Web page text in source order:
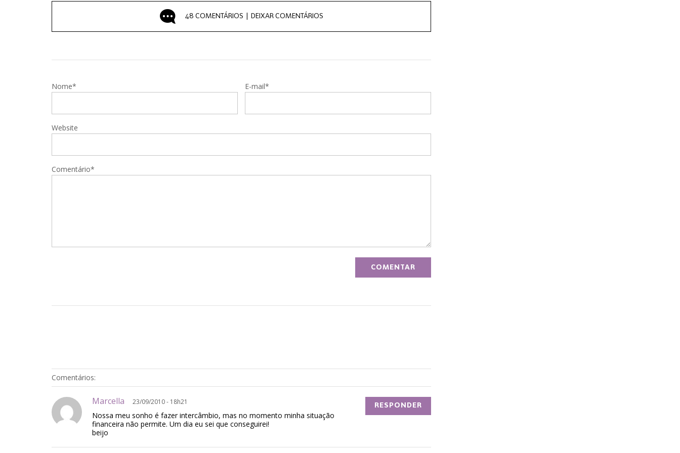
48 COMENTÁRIOS | DEIXAR COMENTÁRIOS
Nome* E-mail*
Website
Comentário*
Comentários:
Marcella 23/09/2010 - 18h21
Nossa meu sonho é fazer intercâmbio, mas no momento minha situação
financeira não permite. Um dia eu sei que conseguirei!
beijo
RESPONDER